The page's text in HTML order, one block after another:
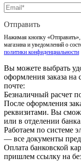
Отправить
Нажимая кнопку
магазина и уведомлений о
политики конфиденциальности
Вы можете выбрать
оформления заказа на
почте:
Безналичный расчет
После оформления
реквизитами. Вы
или в отделении
Работаем по системе
— все документы
Оплата банковской
пришлем ссылку на